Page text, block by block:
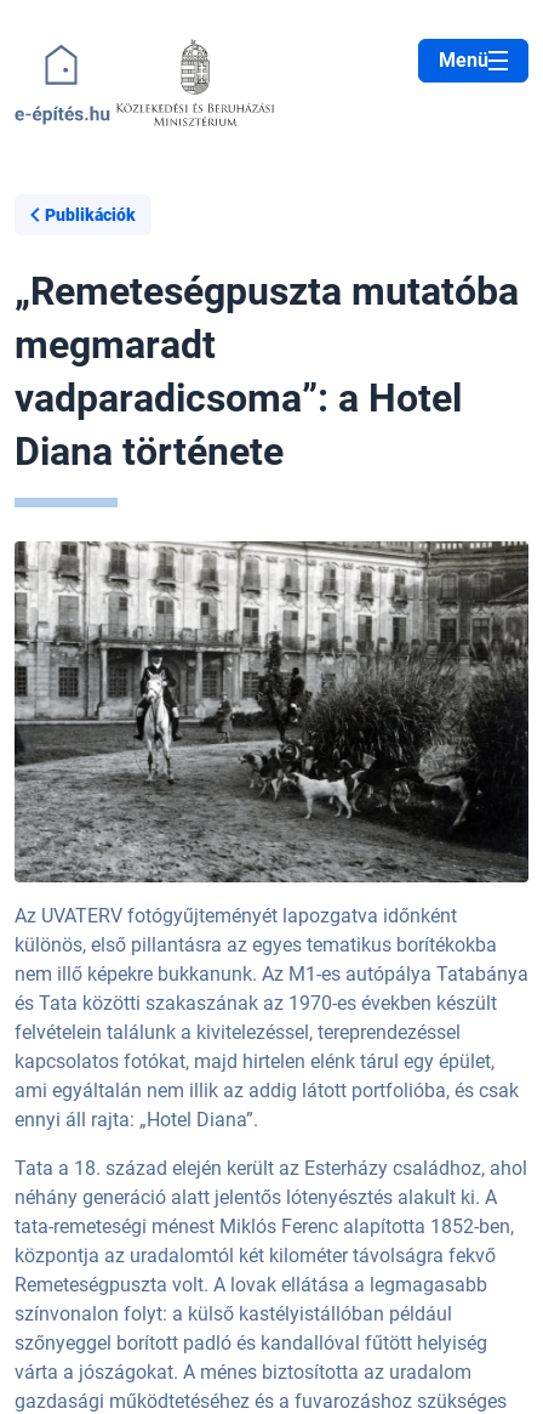
Menü
Publikációk
„Remeteségpuszta mutatóba
megmaradt
vadparadicsoma”: a Hotel
Diana története
Az UVATERV fotógyűjteményét lapozgatva időnként
különös, első pillantásra az egyes tematikus borítékokba
nem illő képekre bukkanunk. Az M1-es autópálya Tatabánya
és Tata közötti szakaszának az 1970-es években készült
felvételein találunk a kivitelezéssel, tereprendezéssel
kapcsolatos fotókat, majd hirtelen elénk tárul egy épület,
ami egyáltalán nem illik az addig látott portfolióba, és csak
ennyi áll rajta: „Hotel Diana”.
Tata a 18. század elején került az Esterházy családhoz, ahol
néhány generáció alatt jelentős lótenyésztés alakult ki. A
tata-remeteségi ménest Miklós Ferenc alapította 1852-ben,
központja az uradalomtól két kilométer távolságra fekvő
Remeteségpuszta volt. A lovak ellátása a legmagasabb
színvonalon folyt: a külső kastélyistállóban például
szőnyeggel borított padló és kandallóval fűtött helyiség
várta a jószágokat. A ménes biztosította az uradalom
gazdasági működtetéséhez és a fuvarozáshoz szükséges